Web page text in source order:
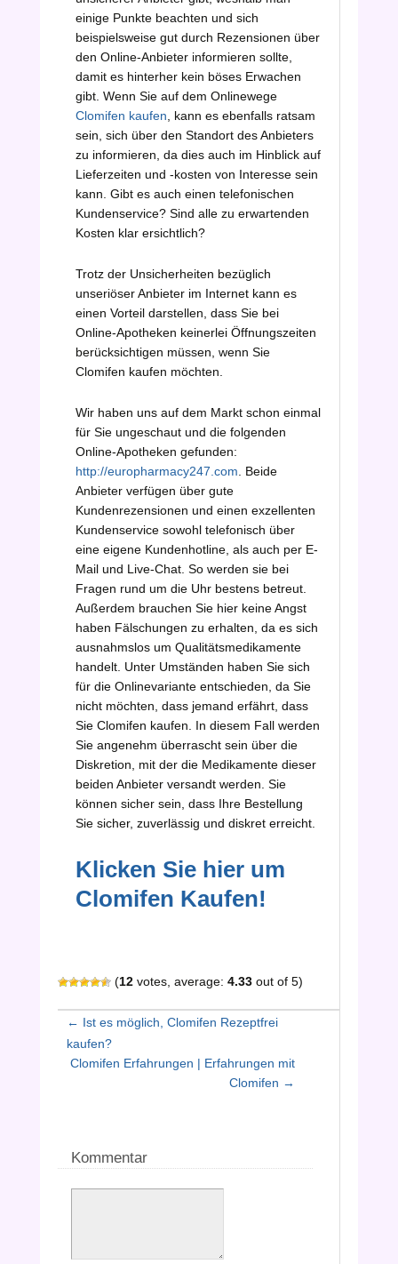
einige Punkte beachten und sich
beispielsweise gut durch Rezensionen über
den Online-Anbieter informieren sollte,
damit es hinterher kein böses Erwachen
gibt. Wenn Sie auf dem Onlinewege
Clomifen kaufen , kann es ebenfalls ratsam
sein, sich über den Standort des Anbieters
zu informieren, da dies auch im Hinblick auf
Lieferzeiten und -kosten von Interesse sein
kann. Gibt es auch einen telefonischen
Kundenservice? Sind alle zu erwartenden
Kosten klar ersichtlich?
Trotz der Unsicherheiten bezüglich
unseriöser Anbieter im Internet kann es
einen Vorteil darstellen, dass Sie bei
Online-Apotheken keinerlei Öffnungszeiten
berücksichtigen müssen, wenn Sie
Clomifen kaufen möchten.
Wir haben uns auf dem Markt schon einmal
für Sie ungeschaut und die folgenden
Online-Apotheken gefunden:
http://europharmacy247.com . Beide
Anbieter verfügen über gute
Kundenrezensionen und einen exzellenten
Kundenservice sowohl telefonisch über
eine eigene Kundenhotline, als auch per E-
Mail und Live-Chat. So werden sie bei
Fragen rund um die Uhr bestens betreut.
Außerdem brauchen Sie hier keine Angst
haben Fälschungen zu erhalten, da es sich
ausnahmslos um Qualitätsmedikamente
handelt. Unter Umständen haben Sie sich
für die Onlinevariante entschieden, da Sie
nicht möchten, dass jemand erfährt, dass
Sie Clomifen kaufen. In diesem Fall werden
Sie angenehm überrascht sein über die
Diskretion, mit der die Medikamente dieser
beiden Anbieter versandt werden. Sie
können sicher sein, dass Ihre Bestellung
Sie sicher, zuverlässig und diskret erreicht.
Klicken Sie hier um
Clomifen Kaufen!
(12votes, average: 4.33out of 5)
Post
← Ist es möglich, Clomifen Rezeptfrei
kaufen?
Clomifen Erfahrungen | Erfahrungen mit
Clomifen →
Kommentar